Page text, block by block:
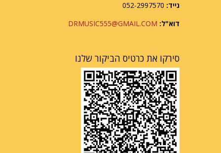
נייד:
דוא"ל: DRMUSIC555@GMAIL.COM
סירקו את כרטיס הביקור שלנו